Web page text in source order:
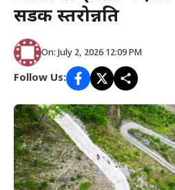
सडक स्तरोन्नति
On: July 2, 2026 12:09 PM
Follow Us: